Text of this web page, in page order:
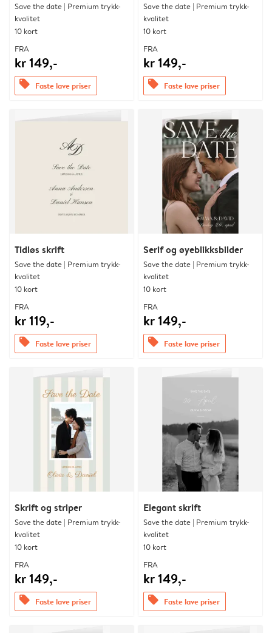
Save the date | Premium trykk-
kvalitet
10 kort
FRA
kr 149,-
offers Faste lave priser
Save the date | Premium trykk-
kvalitet
10 kort
FRA
kr 149,-
offers Faste lave priser
Tidløs skrift
Save the date | Premium trykk-
kvalitet
10 kort
FRA
kr 119,-
offers Faste lave priser
Serif og øyeblikksbilder
Save the date | Premium trykk-
kvalitet
10 kort
FRA
kr 149,-
offers Faste lave priser
Skrift og striper
Save the date | Premium trykk-
kvalitet
10 kort
FRA
kr 149,-
offers Faste lave priser
Elegant skrift
Save the date | Premium trykk-
kvalitet
10 kort
FRA
kr 149,-
offers Faste lave priser